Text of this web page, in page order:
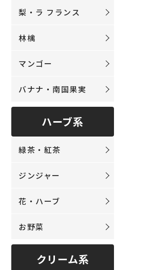
梨・ラ フランス
林檎
マンゴー
バナナ・南国果実
ハーブ系
緑茶・紅茶
ジンジャー
花・ハーブ
お野菜
クリーム系